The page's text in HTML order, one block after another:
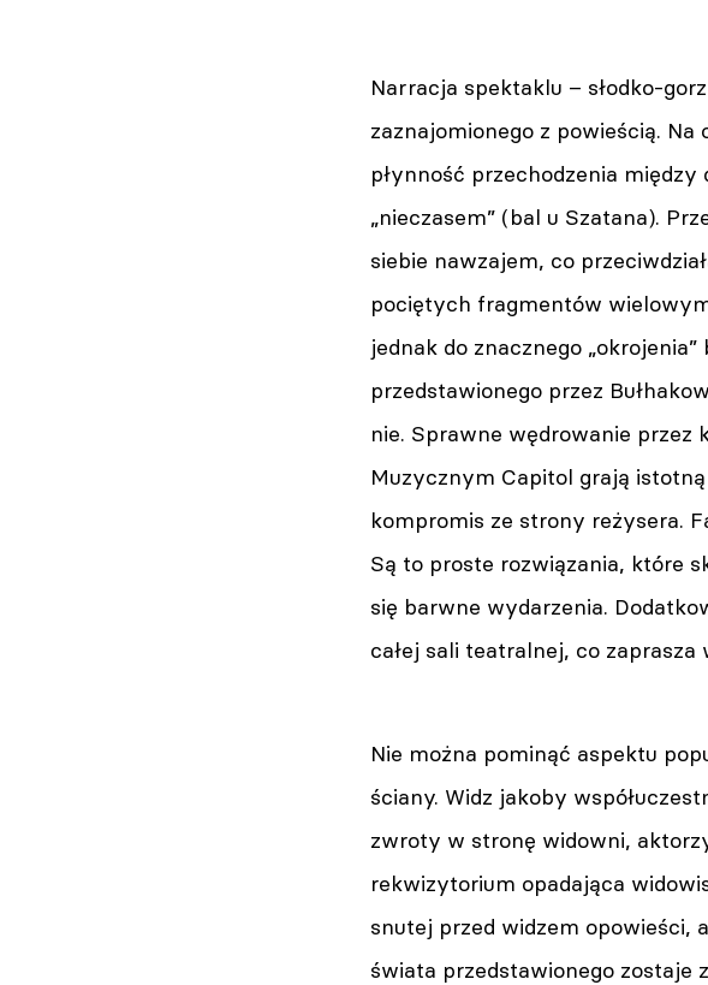
Narracja spektaklu – słodko-
zaznajomionego z powieścią. Na
płynność przechodzenia
„nieczasem” (bal u Szatana).
siebie nawzajem, co
pociętych fragmentów
jednak do znacznego
przedstawionego przez
nie. Sprawne wędrowanie przez
Muzycznym Capitol grają
kompromis ze strony reżysera.
Są to proste rozwiązania, które
się barwne wydarzenia.
całej sali teatralnej, co zaprasza
Nie można pominąć aspektu
ściany. Widz jakoby
zwroty w stronę widowni,
rekwizytorium opadająca
snutej przed widzem opowieści,
świata przedstawionego zostaje